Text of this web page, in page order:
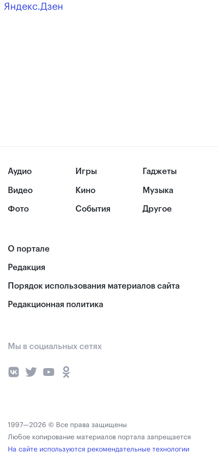
Яндекс.Дзен
Аудио
Видео
Фото
Игры
Кино
События
Гаджеты
Музыка
Другое
О портале
Редакция
Порядок использования материалов сайта
Редакционная политика
Мы в социальных сетях
1997—2026 © Все права защищены
Любое копирование материалов портала запрещается
На сайте используются рекомендательные технологии